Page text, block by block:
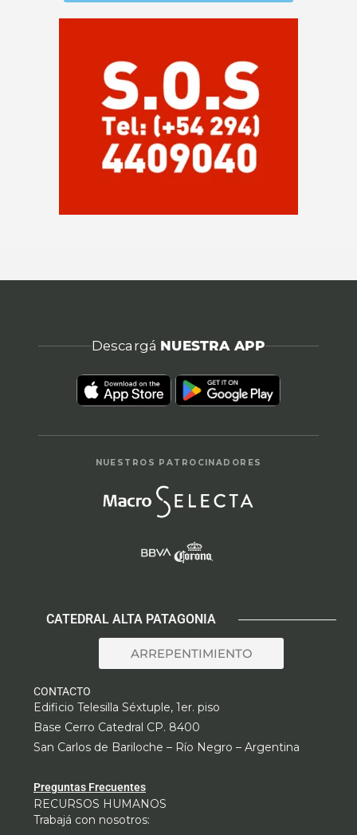
Descargá NUESTRA APP
NUESTROS PATROCINADORES
CATEDRAL ALTA PATAGONIA
ARREPENTIMIENTO
CONTACTO
Edificio Telesilla Séxtuple, 1er. piso
Base Cerro Catedral CP. 8400
San Carlos de Bariloche – Río Negro – Argentina
Preguntas Frecuentes
RECURSOS HUMANOS
Trabajá con nosotros: